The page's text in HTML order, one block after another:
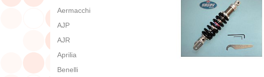
Aermacchi
AJP
AJR
Aprilia
Benelli